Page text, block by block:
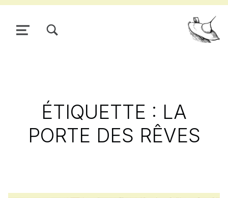
Pour
MENU
ÉTIQUETTE : LA
PORTE DES RÊVES